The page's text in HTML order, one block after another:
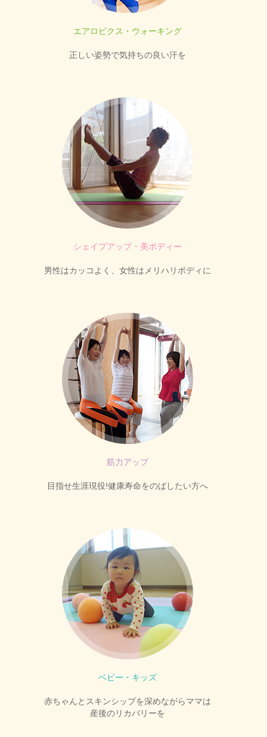
エアロビクス・ウォーキング
正しい姿勢で気持ちの良い汗を
シェイプアップ・美ボディー
男性はカッコよく、女性はメリハリボディに
筋力アップ
目指せ生涯現役!健康寿命をのばしたい方へ
ベビー・キッズ
赤ちゃんとスキンシップを深めながらママは
産後のリカバリーを